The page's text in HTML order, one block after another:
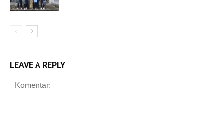
LEAVE A REPLY